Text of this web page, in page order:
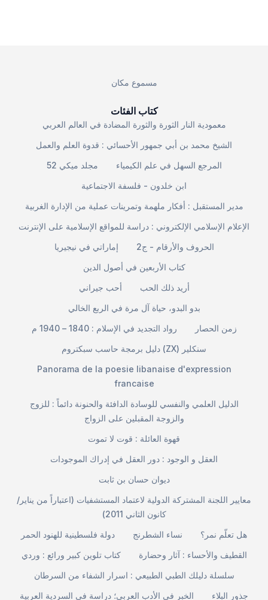
مسموع مكان
كتاب الفئات
معمودية النار الثورة والثورة المضادة في العالم العربي
الشيخ محمد بن أبي جمهور الأحسائي : قدوة العلم والعمل
مجلد ميكي 52
المرجع السهل في علم الكيمياء
ابن خلدون - فلسفة الاجتماعية
مدير المستقبل : أفكار ملهمة وتمرينات عملية من الإدارة الغربية
الإعلام الإسلامي الإلكتروني : دراسة للمواقع الإسلامية على الإنترنت
إماراتي في نيجيريا
الحروف والأرقام - ج2
كتاب الأربعين في أصول الدين
أحب جيراني
أريد ذلك الحب
بدو البدو، حياة آل مرة في الربع الخالي
رواد التجديد في الإسلام : 1840 – 1940 م
زمن الحصار
دليل برمجة حاسب سبكتروم (ZX) سنكلير
Panorama de la poesie libanaise d'expression
francaise
الدليل العلمي والنفسي للوسادة الدافئة والحنونة دائماً : للزوج
والزوجة المقبلين على الزواج
قهوة العائلة : قوت لا تموت
العقل و الوجود : دور العقل في إدراك الموجودات
ديوان حسان بن ثابت
معايير اللجنة المشتركة الدولية لاعتماد المستشفيات (اعتباراً من يناير/
كانون الثاني 2011)
دولة فلسطينية للهنود الحمر
نساء الشطرنج
هل تعلّم نمر؟
كتاب تلوين كبير ورائع : وردي
القطيف والأحساء : آثار وحضارة
سلسلة دليلك الطبي الطبيعي : اسرار الشفاء من السرطان
الخبر في الأدب العربي؛ دراسة في السردية العربية
جذور البلاء